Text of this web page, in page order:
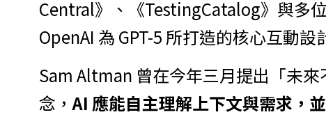
Central》、《TestingCatalog》與多
OpenAI 為 GPT-5 所打造的核心互動設
Sam Altman 曾在今年三月提出「未
念， AI 應能自主理解上下文與需求，